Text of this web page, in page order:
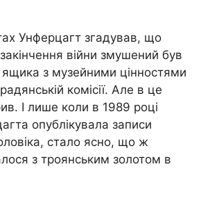
Унферцагт згадував, що
закінчення війни змушений був
з музейними цінностями
комісії. Але в це
І лише коли в 1989 році
опублікувала записи
стало ясно, що ж
з троянським золотом в